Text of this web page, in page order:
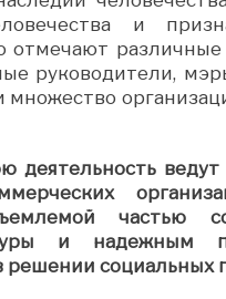
и
отмечают различные
руководители,
множество
деятельность ведут
частью
и надежным
решении социальных